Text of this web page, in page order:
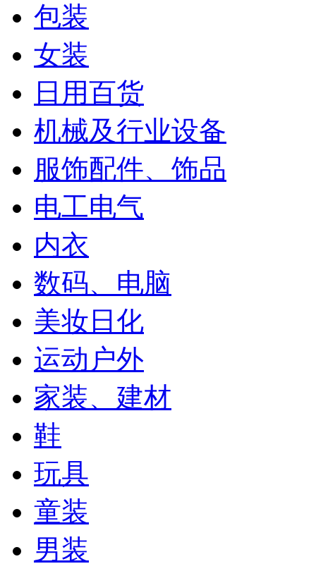
包装
女装
日用百货
机械及行业设备
服饰配件、饰品
电工电气
内衣
数码、电脑
美妆日化
运动户外
家装、建材
鞋
玩具
童装
男装